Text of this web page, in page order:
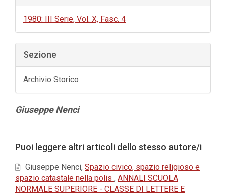
1980: III Serie, Vol. X, Fasc. 4
Sezione
Archivio Storico
Contenuto
Giuseppe Nenci
dell'articolo
Puoi leggere altri articoli dello stesso autore/i
Giuseppe Nenci, Spazio civico, spazio religioso e
spazio catastale nella polis , ANNALI SCUOLA
NORMALE SUPERIORE - CLASSE DI LETTERE E